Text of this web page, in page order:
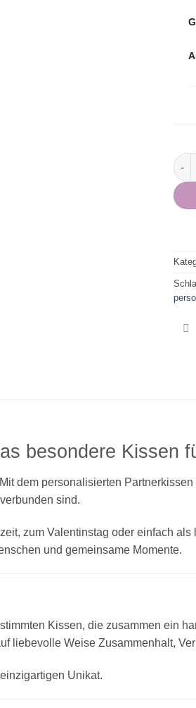
besondere Kissen
dem personalisierten
sind.
zum Valentinstag oder einfach
und gemeinsame Momente.
Kissen, die zusammen ein
liebevolle Weise Zusammenhalt,
Unikat.